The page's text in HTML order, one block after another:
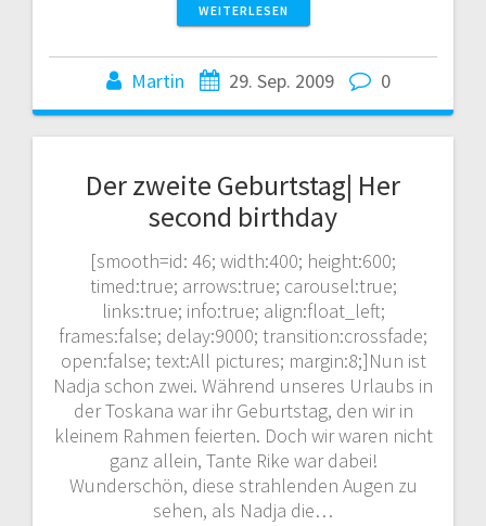
WEITERLESEN
Martin 29. Sep. 2009 0
Der zweite Geburtstag| Her
second birthday
[smooth=id: 46; width:400; height:600;
timed:true; arrows:true; carousel:true;
links:true; info:true; align:float_left;
frames:false; delay:9000; transition:crossfade;
open:false; text:All pictures; margin:8;]Nun ist
Nadja schon zwei. Während unseres Urlaubs in
der Toskana war ihr Geburtstag, den wir in
kleinem Rahmen feierten. Doch wir waren nicht
ganz allein, Tante Rike war dabei!
Wunderschön, diese strahlenden Augen zu
sehen, als Nadja die…